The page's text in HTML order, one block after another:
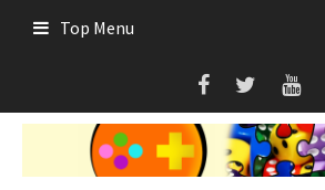
Top Menu